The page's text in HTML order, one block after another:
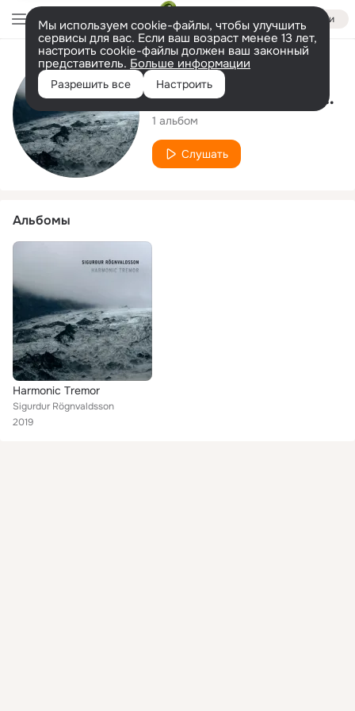
Войти
Мы используем cookie-файлы, чтобы улучшить
сервисы для вас. Если ваш возраст менее 13 лет,
настроить cookie-файлы должен ваш законный
представитель. Больше информации
Разрешить все Настроить
Исполнитель
Sigurdur Rögnvaldsson
1 альбом
Слушать
Альбомы
Harmonic Tremor
Sigurdur Rögnvaldsson
2019